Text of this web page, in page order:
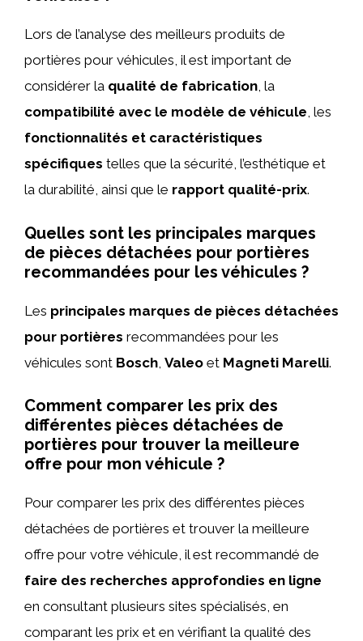
Lors de l’analyse des meilleurs produits de
portières pour véhicules, il est important de
considérer la qualité de fabrication, la
compatibilité avec le modèle de véhicule, les
fonctionnalités et caractéristiques
spécifiques telles que la sécurité, l’esthétique et
la durabilité, ainsi que le rapport qualité-prix.
Quelles sont les principales marques
de pièces détachées pour portières
recommandées pour les véhicules ?
Les principales marques de pièces détachées
pour portières recommandées pour les
véhicules sont Bosch Valeo et Magneti Marelli.
Comment comparer les prix des
différentes pièces détachées de
portières pour trouver la meilleure
offre pour mon véhicule ?
Pour comparer les prix des différentes pièces
détachées de portières et trouver la meilleure
offre pour votre véhicule, il est recommandé de
faire des recherches approfondies en ligne
en consultant plusieurs sites spécialisés, en
comparant les prix et en vérifiant la qualité des